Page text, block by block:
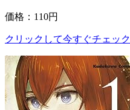
価格：110円
クリックして今すぐチェック